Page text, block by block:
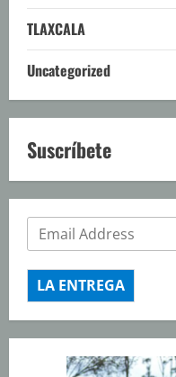
TLAXCALA
Uncategorized
Suscríbete
LA ENTREGA